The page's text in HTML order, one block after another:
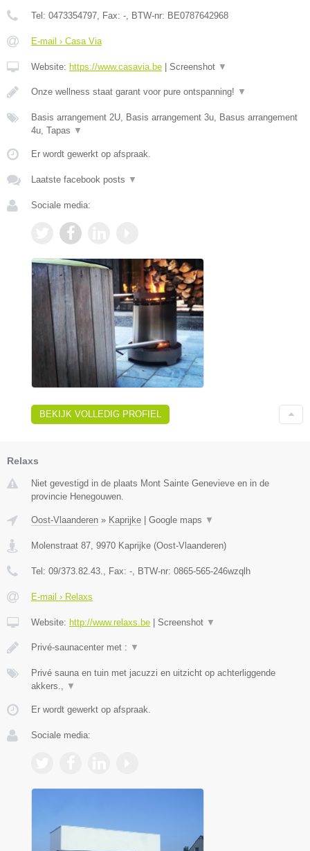
Tel: 0473354797, Fax: -, BTW-nr: BE0787642968
E-mail › Casa Via
Website: https://www.casavia.be Screenshot ▼
Onze wellness staat garant voor pure ontspanning! ▼
Basis arrangement 2U, Basis arrangement 3u, Basus arrangement
4u, Tapas ▼
Er wordt gewerkt op afspraak.
Laatste facebook posts ▼
Sociale media:
BEKIJK VOLLEDIG PROFIEL
Relaxs
Niet gevestigd in de plaats Mont Sainte Genevieve en in de
provincie Henegouwen.
Oost-Vlaanderen » Kaprijke | Google maps ▼
Molenstraat 87 9970 Kaprijke (Oost-Vlaanderen)
Tel: 09/373.82.43. , Fax: - , BTW-nr: 0865-565-246wzqlh
E-mail › Relaxs
Website: http://www.relaxs.be | Screenshot ▼
Privé-saunacenter met : ▼
Privé sauna en tuin met jacuzzi en uitzicht op achterliggende
akkers.,
▼
Er wordt gewerkt op afspraak.
Sociale media: